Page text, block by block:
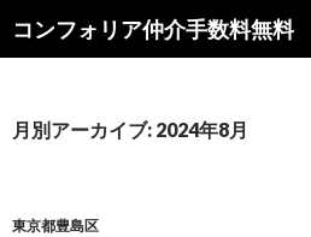
コンフォリア仲介手数料無料
索
ン
キ
月別アーカイブ: 2024年8月
東京都豊島区